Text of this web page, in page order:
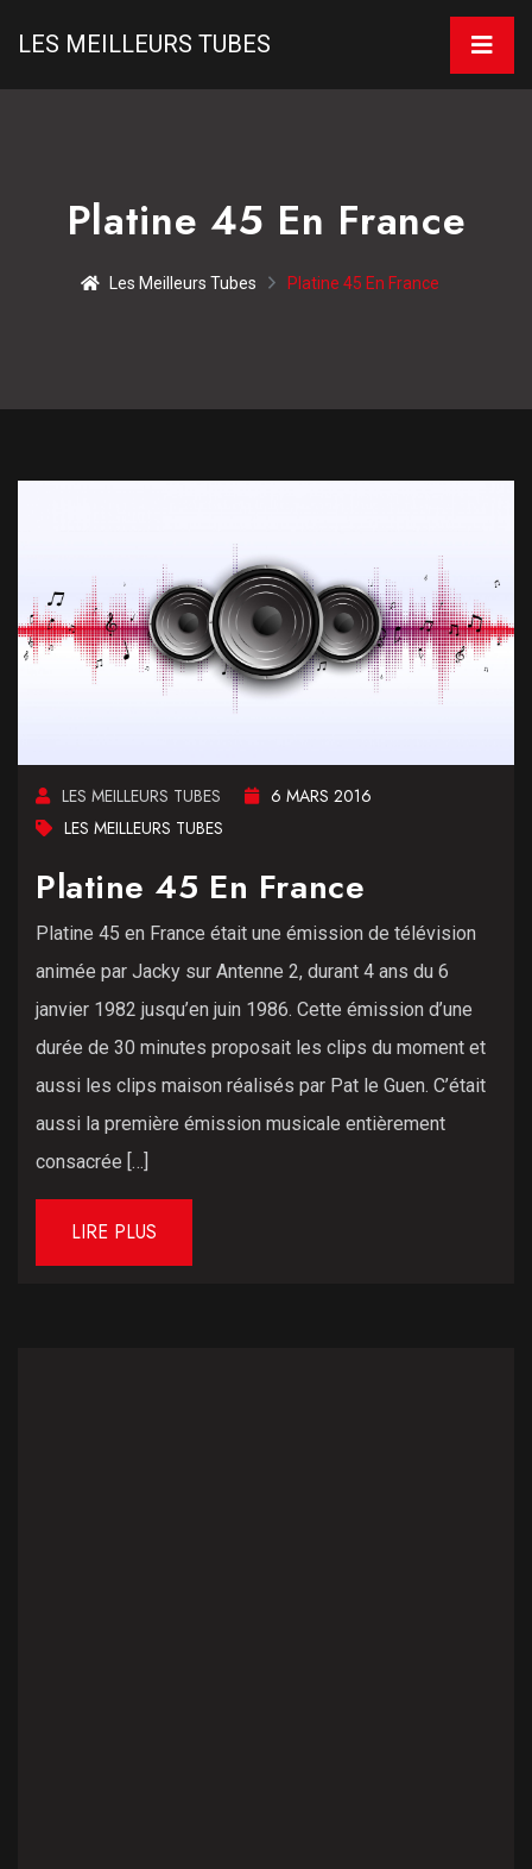
LES MEILLEURS TUBES
Platine 45 En France
Les Meilleurs Tubes Platine 45 En France
LES MEILLEURS TUBES
6 MARS 2016
LES MEILLEURS TUBES
Platine 45 En France
Platine 45 en France était une émission de télévision
animée par Jacky sur Antenne 2, durant 4 ans du 6
janvier 1982 jusqu’en juin 1986. Cette émission d’une
durée de 30 minutes proposait les clips du moment et
aussi les clips maison réalisés par Pat le Guen. C’était
aussi la première émission musicale entièrement
consacrée […]
LIRE PLUS